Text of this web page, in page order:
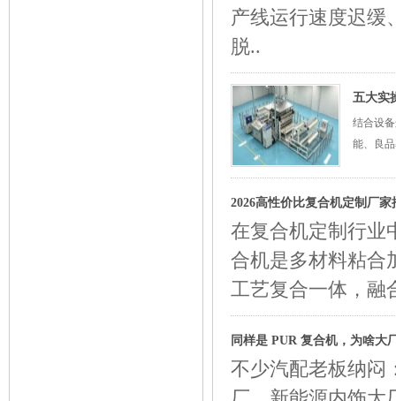
产线运行速度迟缓
脱..
五大实
结合设
能、良
2026高性价比复合机定制厂家
在复合机定制行业
合机是多材料粘合
工艺复合一体，融
同样是 PUR 复合机，为啥大
不少汽配老板纳闷